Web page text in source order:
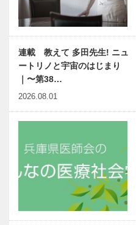
連載 教えて 多田先生! ニュ
ートリノと宇宙のはじまり
｜〜第38…
2026.08.01